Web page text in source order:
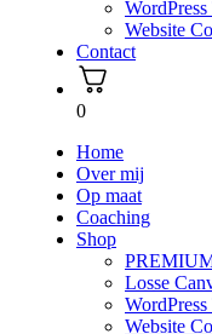
Website
Contact
0
Home
Over mij
Op maat
Coaching
Shop
Losse
Website